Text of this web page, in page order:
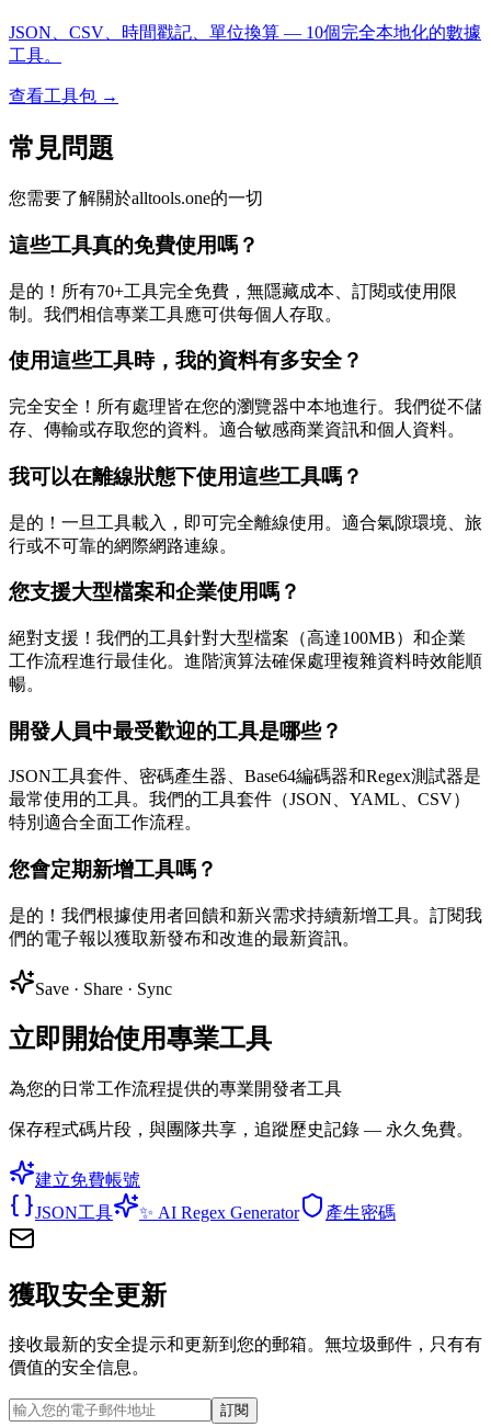
JSON、CSV、時間戳記、單位換算 — 10個完全本地化的數據
工具。
查看工具包 →
常見問題
您需要了解關於alltools.one的一切
這些工具真的免費使用嗎？
是的！所有70+工具完全免費，無隱藏成本、訂閱或使用限
制。我們相信專業工具應可供每個人存取。
使用這些工具時，我的資料有多安全？
完全安全！所有處理皆在您的瀏覽器中本地進行。我們從不儲
存、傳輸或存取您的資料。適合敏感商業資訊和個人資料。
我可以在離線狀態下使用這些工具嗎？
是的！一旦工具載入，即可完全離線使用。適合氣隙環境、旅
行或不可靠的網際網路連線。
您支援大型檔案和企業使用嗎？
絕對支援！我們的工具針對大型檔案（高達100MB）和企業
工作流程進行最佳化。進階演算法確保處理複雜資料時效能順
暢。
開發人員中最受歡迎的工具是哪些？
JSON工具套件、密碼產生器、Base64編碼器和Regex測試器是
最常使用的工具。我們的工具套件（JSON、YAML、CSV）
特別適合全面工作流程。
您會定期新增工具嗎？
是的！我們根據使用者回饋和新兴需求持續新增工具。訂閱我
們的電子報以獲取新發布和改進的最新資訊。
Save · Share · Sync
立即開始使用專業工具
為您的日常工作流程提供的專業開發者工具
保存程式碼片段，與團隊共享，追蹤歷史記錄 — 永久免費。
建立免費帳號
JSON工具
✨ AI Regex Generator 產生密碼
獲取安全更新
接收最新的安全提示和更新到您的郵箱。無垃圾郵件，只有有
價值的安全信息。
訂閱